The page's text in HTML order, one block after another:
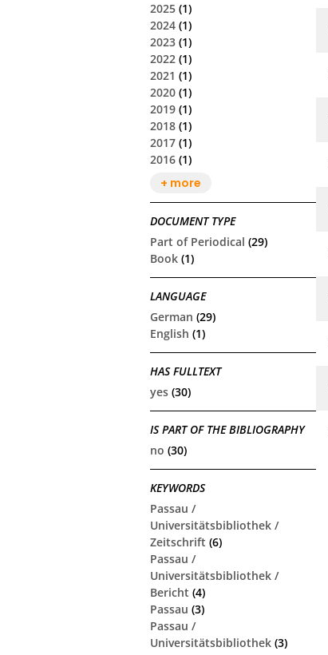
2025 (1)
2024 (1)
2023 (1)
2022 (1)
2021 (1)
2020 (1)
2019 (1)
2018 (1)
2017 (1)
2016 (1)
+ more
DOCUMENT TYPE
Part of Periodical (29)
Book (1)
LANGUAGE
German (29)
English (1)
HAS FULLTEXT
yes (30)
IS PART OF THE BIBLIOGRAPHY
no (30)
KEYWORDS
Passau /
Universitätsbibliothek /
Zeitschrift (6)
Passau /
Universitätsbibliothek /
Bericht (4)
Passau (3)
Passau /
Universitätsbibliothek (3)